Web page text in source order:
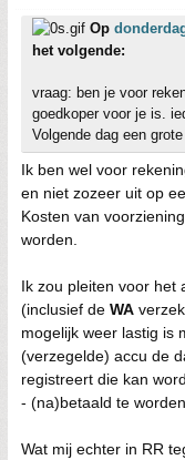
Op
het volgende:
vraag: ben je voor
goedkoper voor je is.
Volgende dag een
Ik ben wel voor
en niet zozeer uit op
Kosten van
worden.
Ik zou pleiten voor het
(inclusief de WA
mogelijk weer lastig is
(verzegelde) accu de
registreert die kan
- (na)betaald te worden.
Wat mij echter in RR